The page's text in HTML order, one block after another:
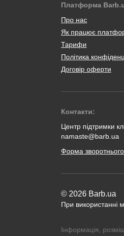
Платформа
Про нас
Як працює
Тарифи
Політика
Договір оферти
Контакти:
Центр підтримки
namaste@barb.ua
Форма зворотнього
© 2026 Barb.ua
При використанні
Інформація,